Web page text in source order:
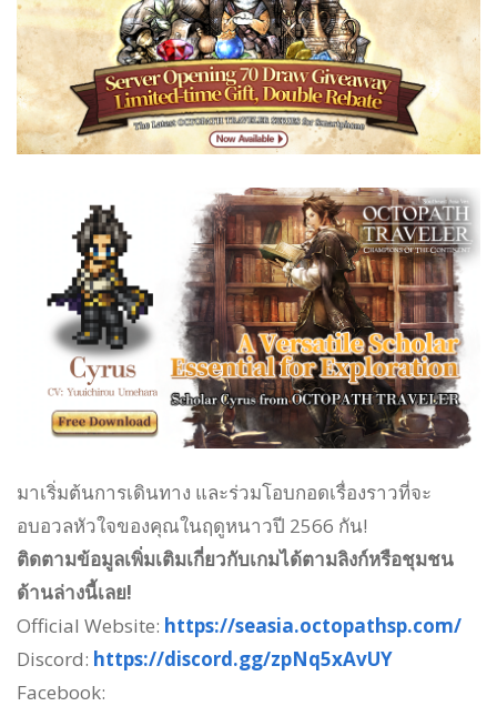
มาเริ่มต้นการเดินทาง และร่วมโอบกอดเรื่องราวที่จะ
อบอวลหัวใจของคุณในฤดูหนาวปี 2566 กัน!
ติดตามข้อมูลเพิ่มเติมเกี่ยวกับเกมได้ตามลิงก์หรือชุมชน
ด้านล่างนี้เลย!
Official Website: https://seasia.octopathsp.com/
Discord: https://discord.gg/zpNq5xAvUY
Facebook: